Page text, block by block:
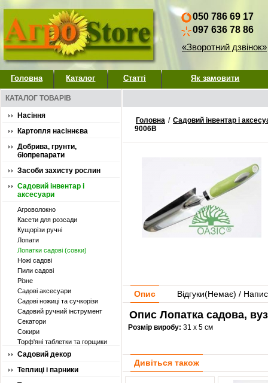
050 786 69 17
097 636 78 86
«Зворотний дзвінок»
Головна Каталог Статті Як замовити
КАТАЛОГ ТОВАРІВ
Насіння
Картопля насіннєва
Добрива, грунти,
біопрепарати
Засоби захисту рослин
Садовий інвентар і
аксесуари
Агроволокно
Касети для розсади
Кущорізи ручні
Лопати
Лопатки садові (совки)
Ножі садові
Пили садові
Різне
Садові аксесуари
Садові ножиці та сучкорізи
Садовий ручний інструмент
Секатори
Сокири
Торф'яні таблетки та горщики
Садовий декор
Теплиці і парники
Головна / Садовий інвентар і
9006B
Опис Відгуки(Немає) /
Опис Лопатка садова,
Розмір виробу: 31 х 5 см
Дивіться також